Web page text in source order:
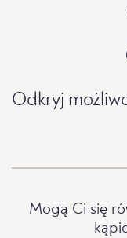
Odkryj
Mogą Ci się